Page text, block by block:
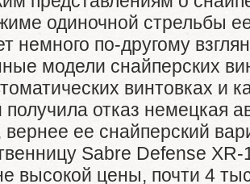
одиночной стрельбы
немного по-другому
модели снайперских
винтовках и
отказ немецкая
вернее ее снайперский
Sabre Defense
высокой цены, почти 4